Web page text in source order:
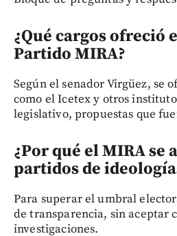
¿Qué cargos ofreció
Partido MIRA?
Según el senador Virgüez, se
como el Icetex y otros
legislativo, propuestas que
¿Por qué el MIRA se
partidos de
Para superar el umbral
de transparencia, sin aceptar
investigaciones.